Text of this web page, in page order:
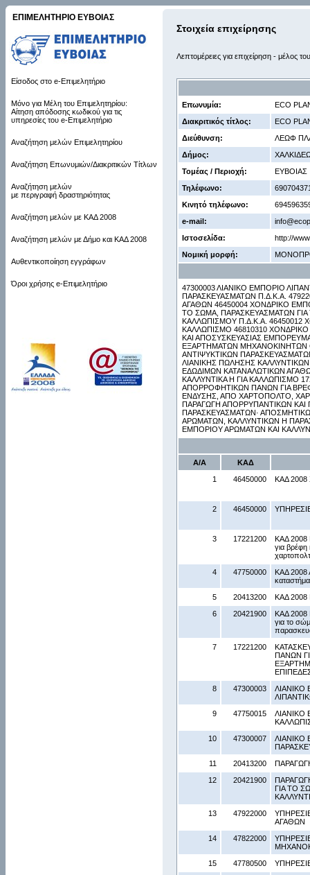
ΕΠΙΜΕΛΗΤΗΡΙΟ ΕΥΒΟΙΑΣ
Είσοδος στο e-Επιμελητήριο
Μόνο για Μέλη του Επιμελητηρίου:
Αίτηση απόδοσης κωδικού για τις
υπηρεσίες του e-Επιμελητήριο
Αναζήτηση μελών Επιμελητηρίου
Αναζήτηση Επωνυμιών/Διακριτικών Τίτλων
Αναζήτηση μελών
με περιγραφή δραστηριότητας
Αναζήτηση μελών με ΚΑΔ 2008
Αναζήτηση μελών με Δήμο και ΚΑΔ 2008
Αυθεντικοποίηση εγγράφων
Όροι χρήσης e-Επιμελητήριο
Στοιχεία επιχείρησης
Λεπτομέρειες για επιχείρηση - μέλος
Επωνυμία:
ECO
Διακριτικός τίτλος:
ECO
Διεύθυνση:
ΛΕΩΦ
Δήμος:
Τομέας / Περιοχή:
ΕΥΒΟΙΑΣ
Τηλέφωνο:
Κινητό τηλέφωνο:
e-mail:
Ιστοσελίδα:
http://
Νομική μορφή:
47300003 ΛΙΑΝΙΚΟ ΕΜΠΟΡΙΟ
ΠΑΡΑΣΚΕΥΑΣΜΑΤΩΝ Π.Δ.Κ.Α.
ΑΓΑΘΩΝ 46450004 ΧΟΝΔΡΙΚΟ
ΤΟ ΣΩΜΑ, ΠΑΡΑΣΚΕΥΑΣΜΑΤΩΝ
ΚΑΛΛΩΠΙΣΜΟΥ Π.Δ.Κ.Α. 46450012
ΚΑΛΛΩΠΙΣΜΟ 46810310
ΚΑΙ ΑΠΟΣΥΣΚΕΥΑΣΙΑΣ
ΕΞΑΡΤΗΜΑΤΩΝ ΜΗΧΑΝΟΚΙΝΗΤΩΝ
ΑΝΤΙΨΥΚΤΙΚΩΝ
ΛΙΑΝΙΚΗΣ ΠΩΛΗΣΗΣ
ΕΔΩΔΙΜΩΝ ΚΑΤΑΝΑΛΩΤΙΚΩΝ
ΚΑΛΛΥΝΤΙΚΑ Η ΓΙΑ ΚΑΛΛΩΠΙΣΜΟ
ΑΠΟΡΡΟΦΗΤΙΚΩΝ ΠΑΝΩΝ ΓΙΑ
ΕΝΔΥΣΗΣ, ΑΠΟ ΧΑΡΤΟΠΟΛΤΟ,
ΠΑΡΑΓΩΓΗ ΑΠΟΡΡΥΠΑΝΤΙΚΩΝ ΚΑΙ
ΠΑΡΑΣΚΕΥΑΣΜΑΤΩΝ·
ΑΡΩΜΑΤΩΝ, ΚΑΛΛΥΝΤΙΚΩΝ Η
ΕΜΠΟΡΙΟΥ ΑΡΩΜΑΤΩΝ ΚΑΙ
Α/Α
ΚΑΔ
1
46450000 ΚΑΔ 2008
2 46450000
3 17221200
ΚΑΔ 2008
για βρέφη
4
47750000
ΚΑΔ 2008
5
20413200
ΚΑΔ 2008
6
20421900
ΚΑΔ 2008
για το
7
17221200
ΠΑΝΩΝ
8
47300003
ΛΙΑΝΙΚΟ
9
47750015
ΛΙΑΝΙΚΟ
10
47300007
ΛΙΑΝΙΚΟ
11
20413200
12
20421900
ΓΙΑ ΤΟ
13
47922000
ΑΓΑΘΩΝ
14
47822000
15
47780500